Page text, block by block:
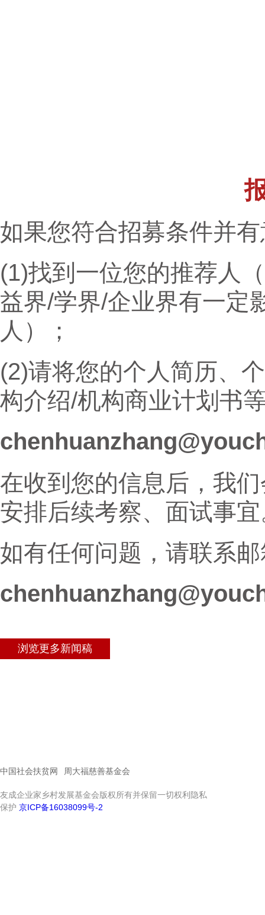
如果您符合招募条件并
(1)找到一位您的推荐人
益界/学界/企业界有一定
人）；
(2)请将您的个人简历、
构介绍/机构商业计划书
在收到您的信息后，我
安排后续考察、面试事
如有任何问题，请联系
浏览更多新闻稿
中国社会扶贫网 周大福慈善基金会
友成企业家乡村发展基金会版权所有并保留一切权利隐私
保护 京ICP备16038099号-2